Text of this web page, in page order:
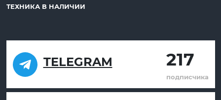
ТЕХНИКА В НАЛИЧИИ
TELEGRAM 217
подписчика